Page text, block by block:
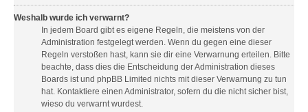
Weshalb wurde ich verwarnt?
In jedem Board gibt es eigene Regeln, die meistens von der
Administration festgelegt werden. Wenn du gegen eine dieser
Regeln verstoßen hast, kann sie dir eine Verwarnung erteilen. Bitte
beachte, dass dies die Entscheidung der Administration dieses
Boards ist und phpBB Limited nichts mit dieser Verwarnung zu tun
hat. Kontaktiere einen Administrator, sofern du die nicht sicher bist,
wieso du verwarnt wurdest.